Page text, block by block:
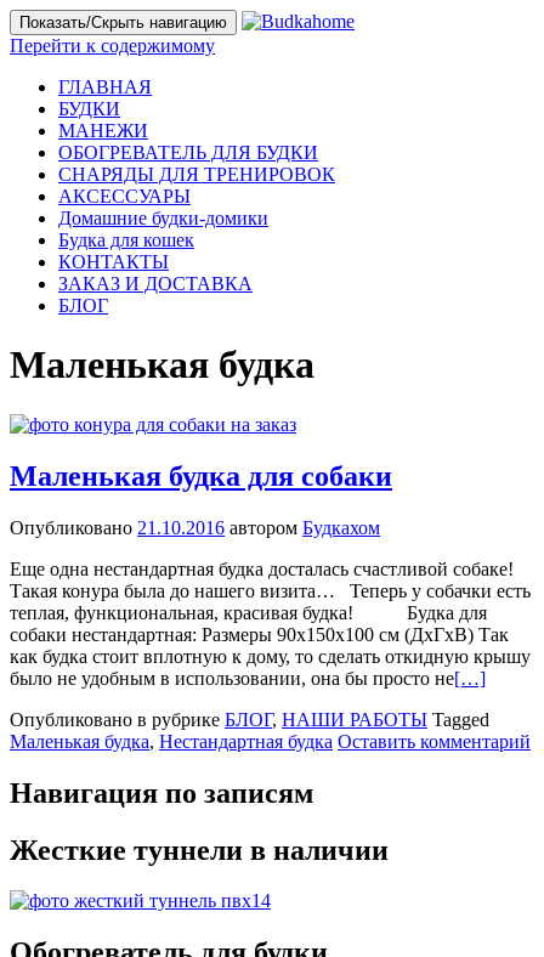
Показать/Скрыть навигацию
Перейти к содержимому
ГЛАВНАЯ
БУДКИ
МАНЕЖИ
ОБОГРЕВАТЕЛЬ ДЛЯ БУДКИ
СНАРЯДЫ ДЛЯ ТРЕНИРОВОК
АКСЕССУАРЫ
Домашние будки-домики
Будка для кошек
КОНТАКТЫ
ЗАКАЗ И ДОСТАВКА
БЛОГ
Маленькая будка
Маленькая будка для собаки
Опубликовано 21.10.2016 автором Будкахом
Еще одна нестандартная будка досталась счастливой собаке!
Такая конура была до нашего визита… Теперь у собачки есть
теплая, функциональная, красивая будка! Будка для
собаки нестандартная: Размеры 90х150х100 см (ДхГхВ) Так
как будка стоит вплотную к дому, то сделать откидную крышу
было не удобным в использовании, она бы просто не[…]
Опубликовано в рубрике БЛОГ, НАШИ РАБОТЫ Tagged
Маленькая будка, Нестандартная будка Оставить комментарий
Навигация по записям
Жесткие туннели в наличии